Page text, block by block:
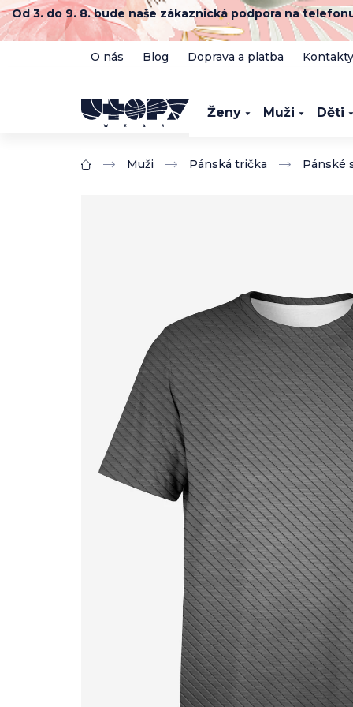
Přejít
na
obsah
Od 3. do 9. 8. bude naše zákaznická podpora na
O nás Blog Doprava a platba Kontakty
Ženy Muži Děti
Domů Muži Pánská trička Pánské